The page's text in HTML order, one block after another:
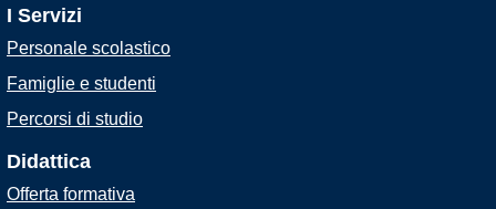
I Servizi
Personale scolastico
Famiglie e studenti
Percorsi di studio
Didattica
Offerta formativa